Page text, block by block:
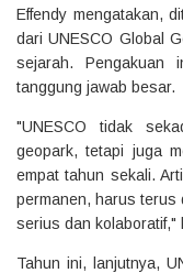
Effendy mengatakan,
dari UNESCO Global
sejarah. Pengakuan
tanggung jawab besar.
"UNESCO tidak
geopark, tetapi juga
empat tahun sekali.
permanen, harus terus
serius dan kolaboratif,"
Tahun ini, lanjutnya,